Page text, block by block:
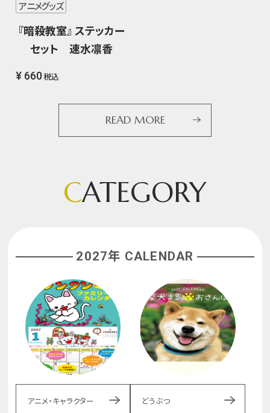
アニメグッズ
『暗殺教室』 ステッカー
セット 速水凛香
¥ 660 税込
READ MORE
CATEGORY
2027年 CALENDAR
アニメ・キャラクター どうぶつ